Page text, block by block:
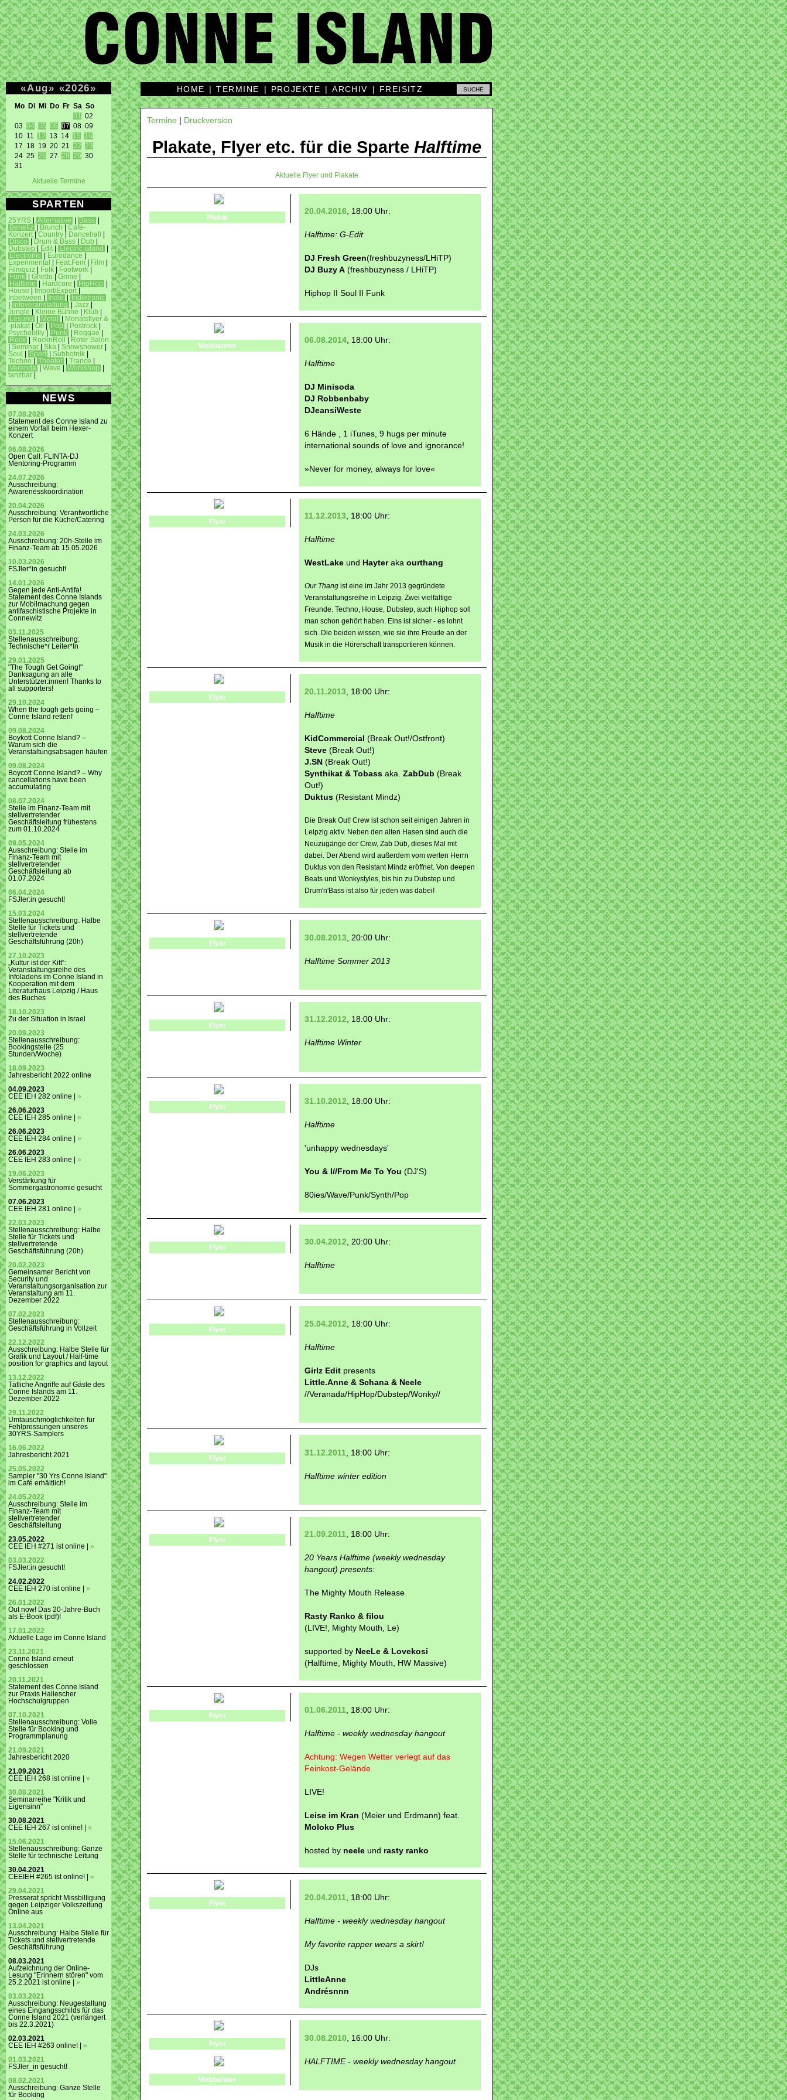
«Aug» «2026»
Mo Di Mi Do Fr Sa So
01
02
03 04 05 06 07 08 09
10 11 12 13 14 15
16
17 18 19 20 21 22
23
24 25 26 27 28 29 30
31
Aktuelle Termine
SPARTEN
25YRS Alternative Bass
Benefiz
Brunch
Café-
Konzert
Country Dancehall
Disco
Drum & Bass Dub
Dubstep
Edit Electric island
Electronic
Eurodance
Experimental
Feat.Fem Film
Filmquiz
Folk Footwork
Funk
Ghetto Grime
Halftime
Hardcore HipHop
House
Import/Export
Inbetween
Indie
Indietronic
Infoveranstaltung Jazz
Jungle
Kleine Bühne Klub
Lesung
Metal
Monatsflyer &
-plakat
Oi! Pop Postrock
Psychobilly
Punk Reggae
Rock
RocknRoll
Roter Salon
Seminar Ska Snowshower
Soul
Sport Subbotnik
Techno
Theater Trance
Veranda
Wave Workshop
tanzbar
NEWS
07.08.2026
Statement des Conne Island zu
einem Vorfall beim Hexer-
Konzert
06.08.2026
Open Call: FLINTA-DJ
Mentoring-Programm
24.07.2026
Ausschreibung:
Awarenesskoordination
20.04.2026
Ausschreibung: Verantwortliche
Person für die Küche/Catering
24.03.2026
Ausschreibung: 20h-Stelle im
Finanz-Team ab 15.05.2026
10.03.2026
FSJler*in gesucht!
14.01.2026
Gegen jede Anti-Antifa!
Statement des Conne Islands
zur Mobilmachung gegen
antifaschistische Projekte in
Connewitz
03.11.2025
Stellenausschreibung:
Technische*r Leiter*In
29.01.2025
"The Tough Get Going!"
Danksagung an alle
Unterstützer:innen! Thanks to
all supporters!
29.10.2024
When the tough gets going –
Conne Island retten!
09.08.2024
Boykott Conne Island? –
Warum sich die
Veranstaltungsabsagen häufen
09.08.2024
Boycott Conne Island? – Why
cancellations have been
accumulating
08.07.2024
Stelle im Finanz-Team mit
stellvertretender
Geschäftsleitung frühestens
zum 01.10.2024
09.05.2024
Ausschreibung: Stelle im
Finanz-Team mit
stellvertretender
Geschäftsleitung ab
01.07.2024
06.04.2024
FSJler:in gesucht!
15.03.2024
Stellenausschreibung: Halbe
Stelle für Tickets und
stellvertretende
Geschäftsführung (20h)
27.10.2023
„Kultur ist der Kitt“:
Veranstaltungsreihe des
Infoladens im Conne Island in
Kooperation mit dem
Literaturhaus Leipzig / Haus
des Buches
18.10.2023
Zu der Situation in Israel
20.09.2023
Stellenausschreibung:
Bookingstelle (25
Stunden/Woche)
18.09.2023
Jahresbericht 2022 online
04.09.2023
CEE IEH 282 online | »
26.06.2023
CEE IEH 285 online | »
26.06.2023
CEE IEH 284 online | »
26.06.2023
CEE IEH 283 online | »
19.06.2023
Verstärkung für
Sommergastronomie gesucht
07.06.2023
CEE IEH 281 online | »
22.03.2023
Stellenausschreibung: Halbe
Stelle für Tickets und
stellvertretende
Geschäftsführung (20h)
20.02.2023
Gemeinsamer Bericht von
Security und
Veranstaltungsorganisation zur
Veranstaltung am 11.
Dezember 2022
07.02.2023
Stellenausschreibung:
Geschäftsführung in Vollzeit
22.12.2022
Ausschreibung: Halbe Stelle für
Grafik und Layout / Half-time
position for graphics and layout
13.12.2022
Tätliche Angriffe auf Gäste des
Conne Islands am 11.
Dezember 2022
29.11.2022
Umtauschmöglichkeiten für
Fehlpressungen unseres
30YRS-Samplers
16.06.2022
Jahresbericht 2021
25.05.2022
Sampler "30 Yrs Conne Island"
im Café erhältlich!
24.05.2022
Ausschreibung: Stelle im
Finanz-Team mit
stellvertretender
Geschäftsleitung
23.05.2022
CEE IEH #271 ist online | »
03.03.2022
FSJler:in gesucht!
24.02.2022
CEE IEH 270 ist online | »
26.01.2022
Out now! Das 20-Jahre-Buch
als E-Book (pdf)!
17.01.2022
Aktuelle Lage im Conne Island
23.11.2021
Conne Island erneut
geschlossen
20.11.2021
Statement des Conne Island
zur Praxis Hallescher
Hochschulgruppen
07.10.2021
Stellenausschreibung: Volle
Stelle für Booking und
Programmplanung
21.09.2021
Jahresbericht 2020
21.09.2021
CEE IEH 268 ist online | »
30.08.2021
Seminarreihe "Kritik und
Eigensinn"
30.08.2021
CEE IEH 267 ist online! | »
15.06.2021
Stellenausschreibung: Ganze
Stelle für technische Leitung
30.04.2021
CEEIEH #265 ist online! | »
29.04.2021
Presserat spricht Missbilligung
gegen Leipziger Volkszeitung
Online aus
13.04.2021
Ausschreibung: Halbe Stelle für
Tickets und stellvertretende
Geschäftsführung
08.03.2021
Aufzeichnung der Online-
Lesung "Erinnern stören" vom
25.2.2021 ist online | »
03.03.2021
Ausschreibung: Neugestaltung
eines Eingangsschilds für das
Conne Island 2021 (verlängert
bis 22.3.2021)
02.03.2021
CEE IEH #263 online! | »
01.03.2021
FSJler_in gesucht!
08.02.2021
Ausschreibung: Ganze Stelle
für Booking
HOME |TERMINE | PROJEKTE |ARCHIV | FREISITZ
Termine | Druckversion
Plakate, Flyer etc. für die Sparte Halftime
Aktuelle Flyer und Plakate
20.04.2016, 18:00 Uhr:
Halftime: G-Edit
DJ Fresh Green(freshbuzyness/LHiTP)
DJ Buzy A (freshbuzyness / LHiTP)
Hiphop II Soul II Funk
Plakat
06.08.2014, 18:00 Uhr:
Halftime
DJ Minisoda
DJ Robbenbaby
DJeansiWeste
6 Hände , 1 iTunes, 9 hugs per minute
international sounds of love and ignorance!
»Never for money, always for love«
Webbanner
11.12.2013 , 18:00 Uhr:
Halftime
WestLake und Hayteraka ourthang
Our Thang ist eine im Jahr 2013 gegründete
Veranstaltungsreihe in Leipzig. Zwei vielfältige
Freunde. Techno, House, Dubstep, auch Hiphop soll
man schon gehört haben. Eins ist sicher - es lohnt
sich. Die beiden wissen, wie sie ihre Freude an der
Musik in die Hörerschaft transportieren können.
Flyer
20.11.2013 , 18:00 Uhr:
Halftime
KidCommercial (Break Out!/Ostfront)
Steve (Break Out!)
J.SN (Break Out!)
Synthikat & Tobass aka. ZabDub (Break
Out!)
Duktus (Resistant Mindz)
Die Break Out! Crew ist schon seit einigen Jahren in
Leipzig aktiv. Neben den alten Hasen sind auch die
Neuzugänge der Crew, Zab Dub, dieses Mal mit
dabei. Der Abend wird außerdem vom werten Herrn
Duktus von den Resistant Mindz eröffnet. Von deepen
Beats und Wonkystyles, bis hin zu Dubstep und
Drum'n'Bass ist also für jeden was dabei!
Flyer
30.08.2013 , 20:00 Uhr:
Halftime Sommer 2013
Flyer
31.12.2012, 18:00 Uhr:
Halftime Winter
Flyer
31.10.2012 , 18:00 Uhr:
Halftime
'unhappy wednesdays'
You & I//From Me To You (DJ'S)
80ies/Wave/Punk/Synth/Pop
Flyer
30.04.2012 , 20:00 Uhr:
Halftime
Flyer
25.04.2012 , 18:00 Uhr:
Halftime
Girlz Edit presents
Little.Anne & Schana & Neele
//Veranada/HipHop/Dubstep/Wonky//
Flyer
31.12.2011 , 18:00 Uhr:
Halftime winter edition
Flyer
21.09.2011, 18:00 Uhr:
20 Years Halftime (weekly wednesday
hangout) presents:
The Mighty Mouth Release
Rasty Ranko & filou
(LIVE!, Mighty Mouth, Le)
supported by NeeLe & Lovekosi
(Halftime, Mighty Mouth, HW Massive)
Flyer
01.06.2011 , 18:00 Uhr:
Halftime - weekly wednesday hangout
Achtung: Wegen Wetter verlegt auf das
Feinkost-Gelände
LIVE!
Leise im Kran (Meier und Erdmann) feat.
Moloko Plus
hosted by neele und rasty ranko
Flyer
20.04.2011 , 18:00 Uhr:
Halftime - weekly wednesday hangout
My favorite rapper wears a skirt!
DJs
LittleAnne
Andrésnnn
Flyer
30.08.2010 , 16:00 Uhr:
HALFTIME - weekly wednesday hangout
Flyer
Webbanner